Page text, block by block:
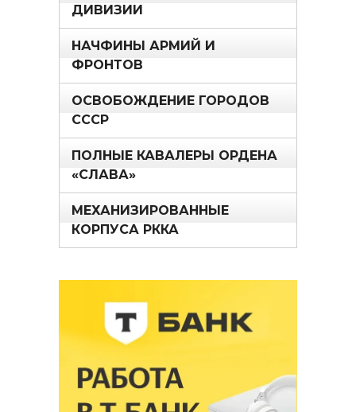
ДИВИЗИИ
НАЧФИНЫ АРМИЙ И
ФРОНТОВ
ОСВОБОЖДЕНИЕ ГОРОДОВ
СССР
ПОЛНЫЕ КАВАЛЕРЫ ОРДЕНА
«СЛАВА»
МЕХАНИЗИРОВАННЫЕ
КОРПУСА РККА